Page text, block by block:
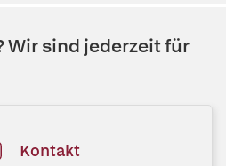
Wir sind jederzeit für
Kontakt